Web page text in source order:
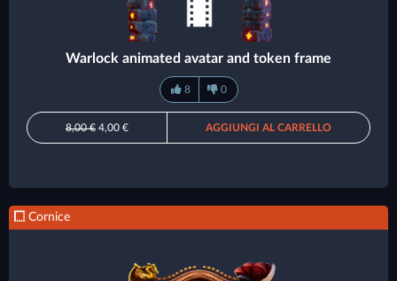
Warlock animated avatar and token frame
8 0
8,00 € 4,00 € AGGIUNGI AL CARRELLO
Cornice